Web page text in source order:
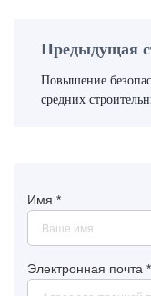
Предыдущая
Повышение
средних
Имя *
Электронная почта *